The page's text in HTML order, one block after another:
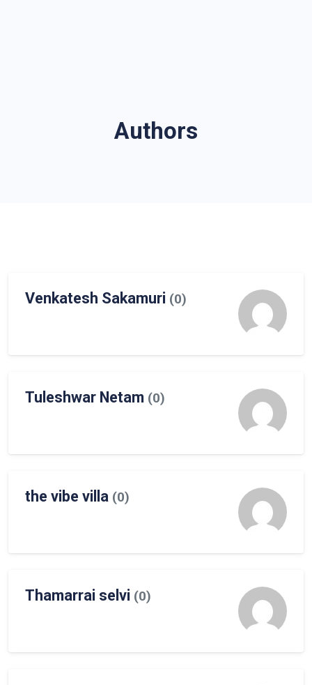
Authors
Venkatesh Sakamuri (0)
Tuleshwar Netam (0)
the vibe villa (0)
Thamarrai selvi (0)